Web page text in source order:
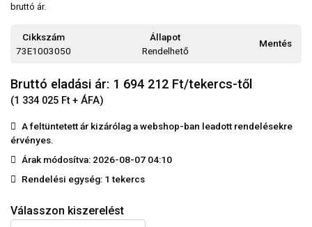
bruttó ár.
Cikkszám
73E1003050
Állapot
Rendelhető
Mentés
Bruttó eladási ár: 1 694 212 Ft/tekercs-től
(1 334 025 Ft + ÁFA)
A feltüntetett ár kizárólag a webshop-ban leadott rendelésekre
érvényes.
Árak módosítva: 2026-08-07 04:10
Rendelési egység: 1 tekercs
Válasszon kiszerelést